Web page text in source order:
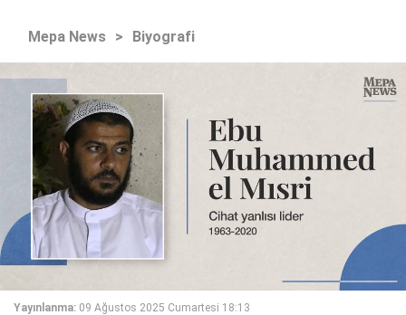
Mepa News > Biyografi
Yayınlanma: 09 Ağustos 2025 Cumartesi 18:13